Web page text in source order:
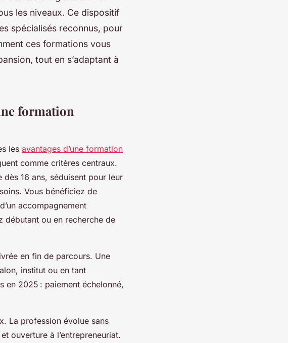
les niveaux. Ce dispositif
spécialisés reconnus, pour
ces formations vous
tout en s’adaptant à
formation
les avantages d’une formation
comme critères centraux.
16 ans, séduisent pour leur
Vous bénéficiez de
accompagnement
débutant ou en recherche de
en fin de parcours. Une
institut ou en tant
en 2025 : paiement échelonné,
La profession évolue sans
ouverture à l’entrepreneuriat.